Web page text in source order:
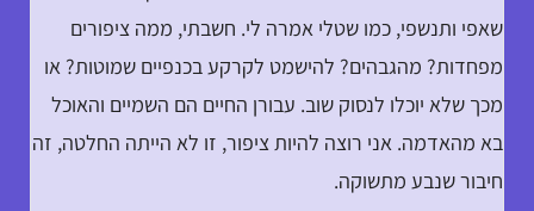
שאפי ותנשפי, כמו שטלי אמרה לי. חשבתי, ממה ציפורים
מפחדות? מהגבהים? להישמט לקרקע בכנפיים שמוטות? או
מכך שלא יוכלו לנסוק שוב. עבורן החיים הם השמיים והאוכל
בא מהאדמה. אני רוצה להיות ציפור, זו לא הייתה החלטה, זה
חיבור שנבע מתשוקה.